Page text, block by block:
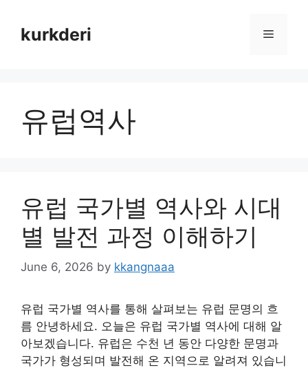
contentkurkderi Menu
유럽역사
유럽 국가별 역사와 시대
별 발전 과정 이해하기
June 6, 2026 by kkangnaaa
유럽 국가별 역사를 통해 살펴보는 유럽 문명의 흐
름 안녕하세요. 오늘은 유럽 국가별 역사에 대해 알
아보겠습니다. 유럽은 수천 년 동안 다양한 문명과
국가가 형성되며 발전해 온 지역으로 알려져 있습니